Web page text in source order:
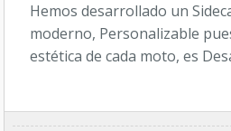
Hemos desarrollado un
moderno, Personalizable
estética de cada moto, es